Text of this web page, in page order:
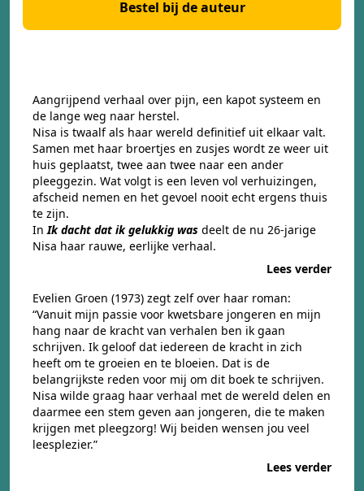
Bestel bij de auteur
Aangrijpend verhaal over pijn, een kapot systeem en
de lange weg naar herstel.
Nisa is twaalf als haar wereld definitief uit elkaar valt.
Samen met haar broertjes en zusjes wordt ze weer uit
huis geplaatst, twee aan twee naar een ander
pleeggezin. Wat volgt is een leven vol verhuizingen,
afscheid nemen en het gevoel nooit echt ergens thuis
te zijn.
In Ik dacht dat ik gelukkig was deelt de nu 26-jarige
Nisa haar rauwe, eerlijke verhaal.
Lees verder
Evelien Groen (1973) zegt zelf over haar roman:
“Vanuit mijn passie voor kwetsbare jongeren en mijn
hang naar de kracht van verhalen ben ik gaan
schrijven. Ik geloof dat iedereen de kracht in zich
heeft om te groeien en te bloeien. Dat is de
belangrijkste reden voor mij om dit boek te schrijven.
Nisa wilde graag haar verhaal met de wereld delen en
daarmee een stem geven aan jongeren, die te maken
krijgen met pleegzorg! Wij beiden wensen jou veel
leesplezier.”
Lees verder